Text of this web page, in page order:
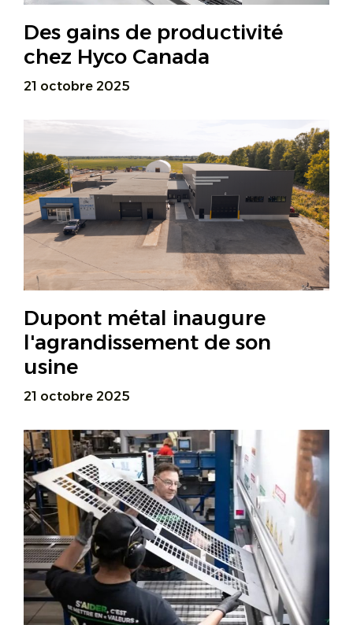
Des gains de productivité
chez Hyco Canada
21 octobre 2025
Dupont métal inaugure
l'agrandissement de son
usine
21 octobre 2025